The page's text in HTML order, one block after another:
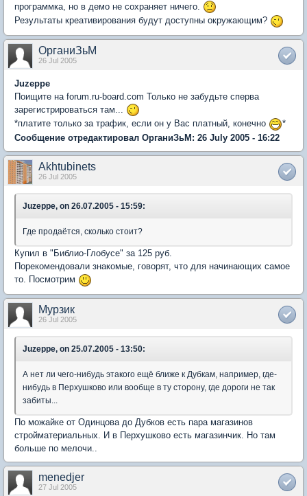
программка, но в демо не сохраняет ничего.
Результаты креативирования будут доступны окружающим?
ОрганиЗьМ
26 Jul 2005
Juzeppe
Поищите на forum.ru-board.com Только не забудьте сперва
зарегистрироваться там...
*платите только за трафик, если он у Вас платный, конечно
*
Сообщение отредактировал ОрганиЗьМ: 26 July 2005 - 16:22
Akhtubinets
26 Jul 2005
Juzeppe, on 26.07.2005 - 15:59:
Где продаётся, сколько стоит?
Купил в "Библио-Глобусе" за 125 руб.
Порекомендовали знакомые, говорят, что для начинающих самое
то. Посмотрим
Мурзик
26 Jul 2005
Juzeppe, on 25.07.2005 - 13:50:
А нет ли чего-нибудь этакого ещё ближе к Дубкам, например, где-
нибудь в Перхушково или вообще в ту сторону, где дороги не так
забиты...
По можайке от Одинцова до Дубков есть пара магазинов
стройматериальных. И в Перхушково есть магазинчик. Но там
больше по мелочи..
menedjer
27 Jul 2005